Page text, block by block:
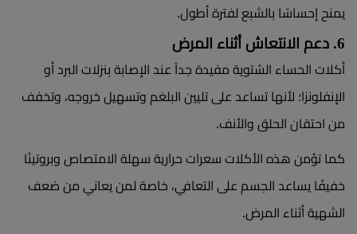
يمنح إحساسًا بالشبع لفترة أطول.
6. دعم الانتعاش أثناء المرض
أكلات الحساء الشتوية مفيدة جداً عند الإصابة بنزلات البرد أو
الإنفلونزا؛ لأنها تساعد على تليين البلغم وتسهيل خروجه، وتخفف
من احتقان الحلق والأنف.
كما تؤمن هذه الأكلات سعرات حرارية سهلة الامتصاص وبروتينًا
خفيفًا يساعد الجسم على التعافي، خاصة لمن يعاني من ضعف
الشهية أثناء المرض.